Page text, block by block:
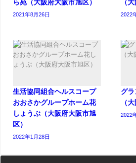
ら苑（大阪府大阪市旭区）
2021年8月26日
（
2022
生活協同組合ヘルスコープ
おおさかグループホーム花
しょうぶ（大阪府大阪市旭
区）
2022年1月28日
グラ
（
2022